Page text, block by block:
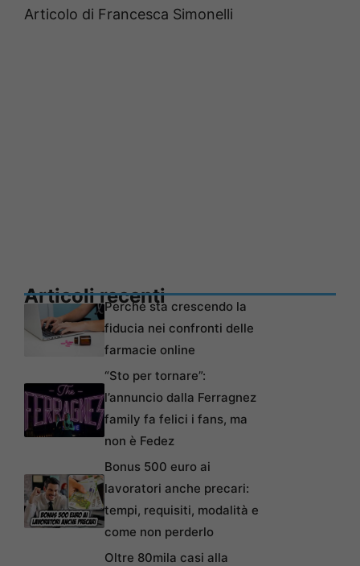
Articolo di Francesca Simonelli
Articoli recentiPerché sta crescendo la
fiducia nei confronti delle
farmacie online
“Sto per tornare”:
l’annuncio dalla Ferragnez
family fa felici i fans, ma
non è Fedez
Bonus 500 euro ai
lavoratori anche precari:
tempi, requisiti, modalità e
come non perderlo
Oltre 80mila casi alla